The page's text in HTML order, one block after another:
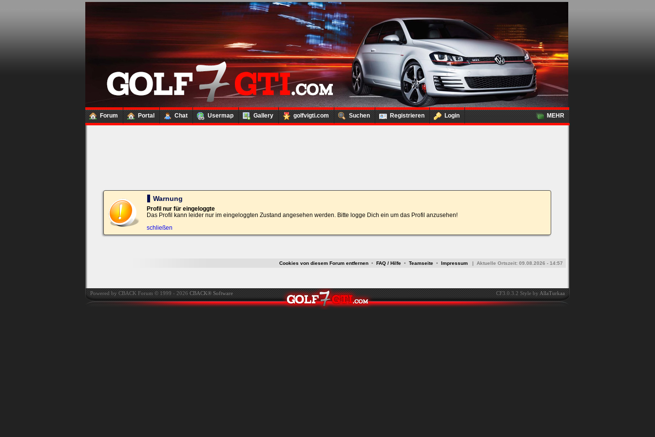
Forum Portal Chat Usermap Gallery golfvigti.com Suchen Registrieren Login MEHR
Loginbox
Trage
bitte
in
die
nachfolgenden
Felder
Deinen
Benutzernamen
und
Kennwort
ein,
um
Bei jedem Besuch
automatisch einloggen.
Warnung
Profil nur für eingeloggte
Das Profil kann leider nur im eingeloggten Zustand angesehen werden. Bitte logge Dich ein um das Profil anzusehen!
schließen
Cookies von diesem Forum entfernen • FAQ / Hilfe • Teamseite • Impressum | Aktuelle Ortszeit: 09.08.2026 - 14:57
Powered by CBACK Forum © 1999 - 2026CBACK® Software CF3.0.3.2 Style byAllaTurkaa